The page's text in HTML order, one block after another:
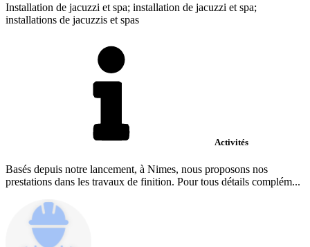
Installation de jacuzzi et spa; installation de jacuzzi et spa;
installations de jacuzzis et spas
Activités
Basés depuis notre lancement, à Nimes, nous proposons nos
prestations dans les travaux de finition. Pour tous détails complém...